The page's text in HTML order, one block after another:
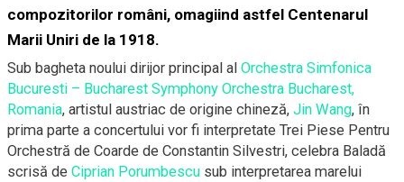
compozitorilor români, omagiind astfel Centenarul
Marii Uniri de la 1918.
Sub bagheta noului dirijor principal al Orchestra Simfonica
Bucuresti – Bucharest Symphony Orchestra Bucharest,
Romania, artistul austriac de origine chineză, Jin Wang, în
prima parte a concertului vor fi interpretate Trei Piese Pentru
Orchestră de Coarde de Constantin Silvestri, celebra Baladă
scrisă de Ciprian Porumbescu sub interpretarea marelui